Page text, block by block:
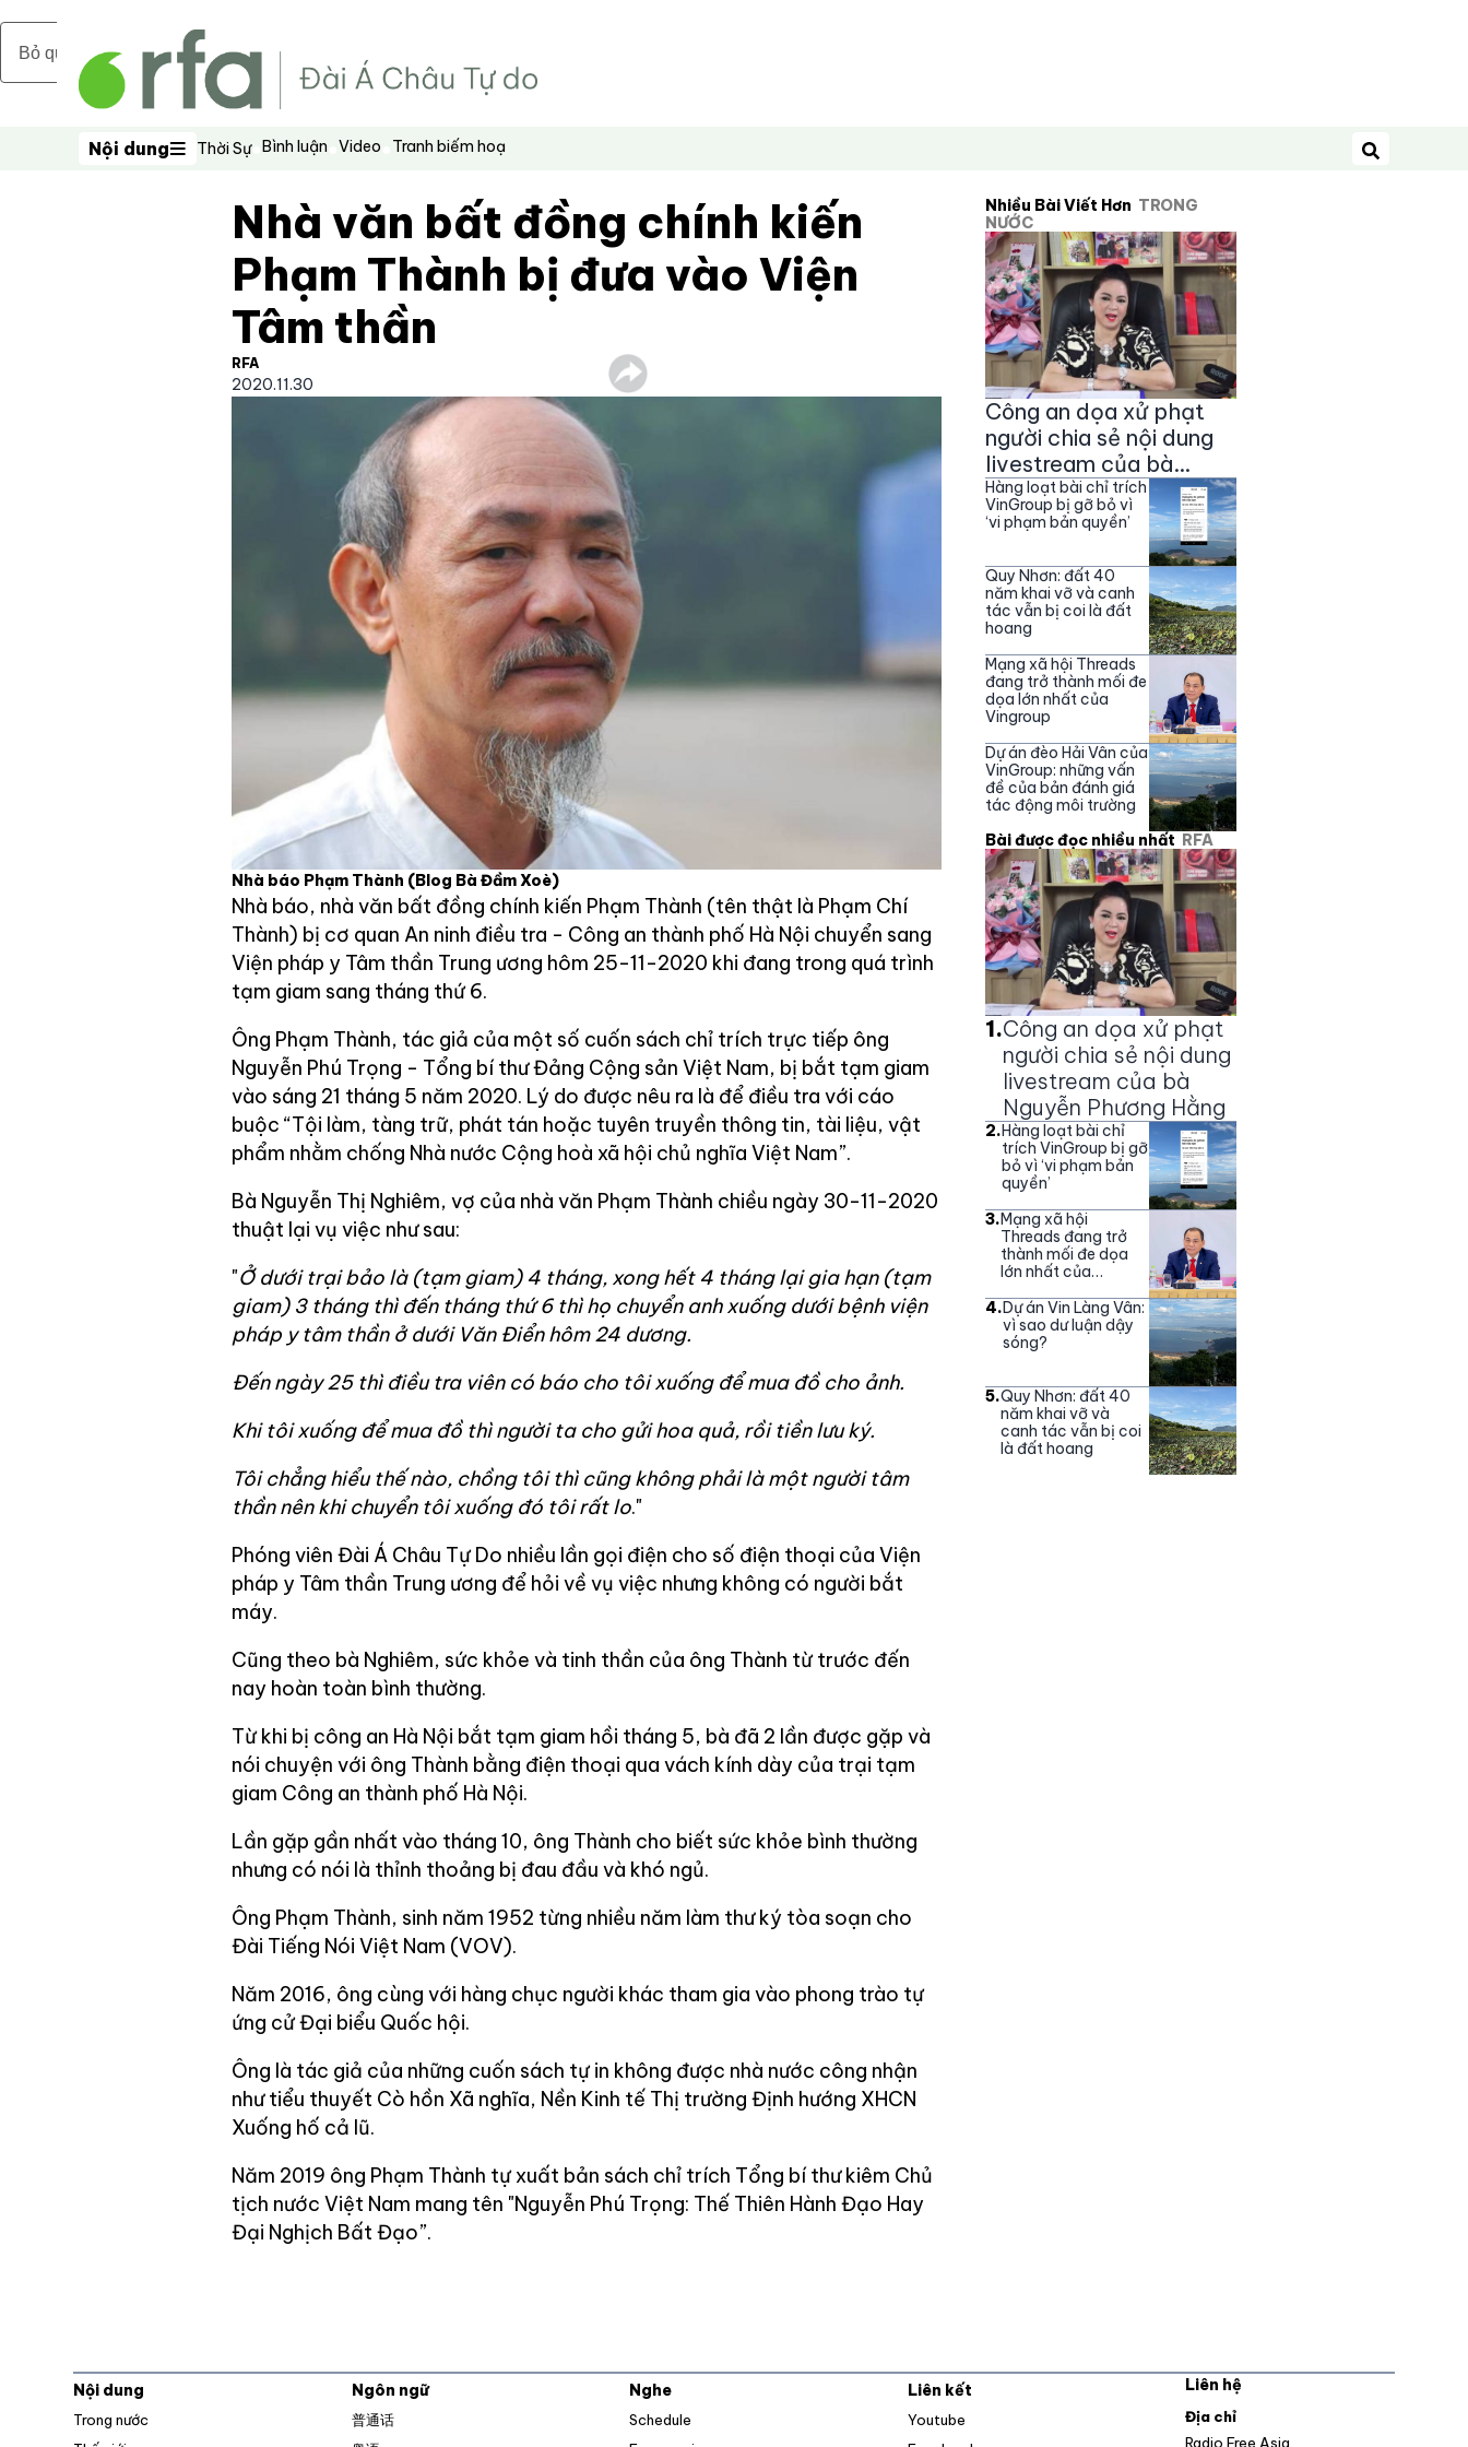
Bỏ qua nội dung chính
Nội dung
Nội dung Thời Sự Bình luận Video Tranh biếm hoạ
Tìm kiếm
Nhà văn bất đồng chính kiến
Phạm Thành bị đưa vào Viện
Tâm thần
RFA
2020.11.30
Nhà báo Phạm Thành (Blog Bà Đầm Xoè)
Nhà báo, nhà văn bất đồng chính kiến Phạm Thành (tên thật là Phạm Chí
Thành) bị cơ quan An ninh điều tra - Công an thành phố Hà Nội chuyển sang
Viện pháp y Tâm thần Trung ương hôm 25-11-2020 khi đang trong quá trình
tạm giam sang tháng thứ 6.
Ông Phạm Thành, tác giả của một số cuốn sách chỉ trích trực tiếp ông
Nguyễn Phú Trọng - Tổng bí thư Đảng Cộng sản Việt Nam, bị bắt tạm giam
vào sáng 21 tháng 5 năm 2020. Lý do được nêu ra là để điều tra với cáo
buộc “Tội làm, tàng trữ, phát tán hoặc tuyên truyền thông tin, tài liệu, vật
phẩm nhằm chống Nhà nước Cộng hoà xã hội chủ nghĩa Việt Nam”.
Bà Nguyễn Thị Nghiêm, vợ của nhà văn Phạm Thành chiều ngày 30-11-2020
thuật lại vụ việc như sau:
"Ở dưới trại bảo là (tạm giam) 4 tháng, xong hết 4 tháng lại gia hạn (tạm
giam) 3 tháng thì đến tháng thứ 6 thì họ chuyển anh xuống dưới bệnh viện
pháp y tâm thần ở dưới Văn Điển hôm 24 dương.
Đến ngày 25 thì điều tra viên có báo cho tôi xuống để mua đồ cho ảnh.
Khi tôi xuống để mua đồ thì người ta cho gửi hoa quả, rồi tiền lưu ký.
Tôi chẳng hiểu thế nào, chồng tôi thì cũng không phải là một người tâm
thần nên khi chuyển tôi xuống đó tôi rất lo."
Phóng viên Đài Á Châu Tự Do nhiều lần gọi điện cho số điện thoại của Viện
pháp y Tâm thần Trung ương để hỏi về vụ việc nhưng không có người bắt
máy.
Cũng theo bà Nghiêm, sức khỏe và tinh thần của ông Thành từ trước đến
nay hoàn toàn bình thường.
Từ khi bị công an Hà Nội bắt tạm giam hồi tháng 5, bà đã 2 lần được gặp và
nói chuyện với ông Thành bằng điện thoại qua vách kính dày của trại tạm
giam Công an thành phố Hà Nội.
Lần gặp gần nhất vào tháng 10, ông Thành cho biết sức khỏe bình thường
nhưng có nói là thỉnh thoảng bị đau đầu và khó ngủ.
Ông Phạm Thành, sinh năm 1952 từng nhiều năm làm thư ký tòa soạn cho
Đài Tiếng Nói Việt Nam (VOV).
Năm 2016, ông cùng với hàng chục người khác tham gia vào phong trào tự
ứng cử Đại biểu Quốc hội.
Ông là tác giả của những cuốn sách tự in không được nhà nước công nhận
như tiểu thuyết Cò hồn Xã nghĩa, Nền Kinh tế Thị trường Định hướng XHCN
Xuống hố cả lũ.
Năm 2019 ông Phạm Thành tự xuất bản sách chỉ trích Tổng bí thư kiêm Chủ
tịch nước Việt Nam mang tên "Nguyễn Phú Trọng: Thế Thiên Hành Đạo Hay
Đại Nghịch Bất Đạo”.
Nhiều Bài Viết Hơn TRONG
NƯỚC
Công an dọa xử phạt
người chia sẻ nội dung
livestream của bà
Nguyễn Phương Hằng
Hàng loạt bài chỉ trích
VinGroup bị gỡ bỏ vì
‘vi phạm bản quyền’
Quy Nhơn: đất 40
năm khai vỡ và canh
tác vẫn bị coi là đất
hoang
Mạng xã hội Threads
đang trở thành mối đe
dọa lớn nhất của
Vingroup
Dự án đèo Hải Vân của
VinGroup: những vấn
đề của bản đánh giá
tác động môi trường
Bài được đọc nhiều nhất RFA
1.Công an dọa xử phạt
người chia sẻ nội dung
livestream của bà
Nguyễn Phương Hằng
2.Hàng loạt bài chỉ
trích VinGroup bị gỡ
bỏ vì ‘vi phạm bản
quyền’
3.Mạng xã hội
Threads đang trở
thành mối đe dọa
lớn nhất của
4.Dự án Vin Làng Vân:
vì sao dư luận dậy
sóng?
5.Quy Nhơn: đất 40
năm khai vỡ và
canh tác vẫn bị coi
là đất hoang
Nội dung
Trong nước
Ngôn ngữ
普通话
Nghe
Schedule
Liên kết
Youtube
Liên hệ
Địa chỉ
Radio Free Asia